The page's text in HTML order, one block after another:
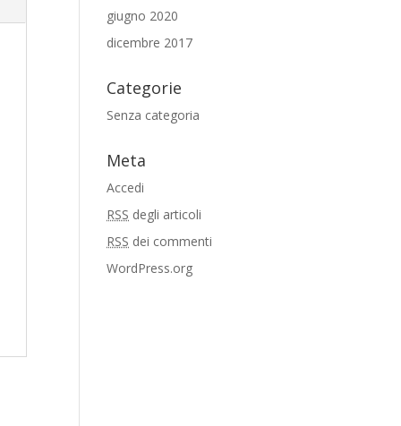
giugno 2020
dicembre 2017
Categorie
Senza categoria
Meta
Accedi
RSS degli articoli
RSS dei commenti
WordPress.org